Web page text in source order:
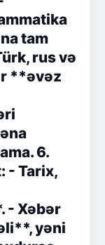
tam
rus və
**əvəz
6.
- Tarix,
- Xəbər
yəni